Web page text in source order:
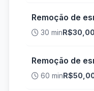
Remoção de
30 minR$30,00
Remoção de
60 min